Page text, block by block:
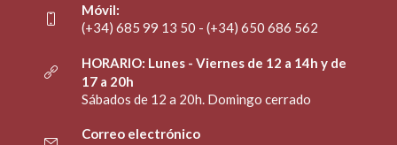
Móvil:
(+34) 685 99 13 50 - (+34) 650 686 562
HORARIO: Lunes - Viernes de 12 a 14h y de
17 a 20h
Sábados de 12 a 20h. Domingo cerrado
Correo electrónico